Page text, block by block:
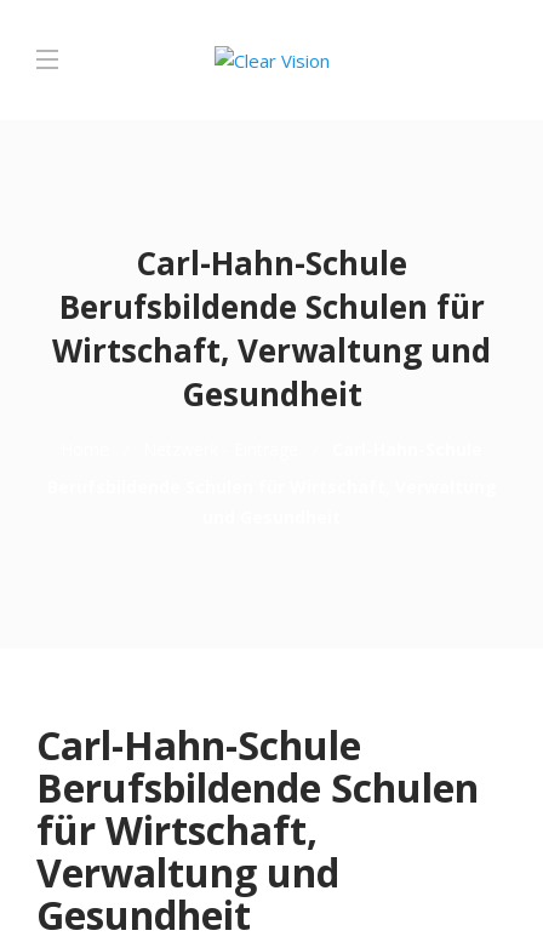
Carl-Hahn-Schule
Berufsbildende Schulen für
Wirtschaft, Verwaltung und
Gesundheit
Carl-Hahn-Schule
Berufsbildende Schulen
für Wirtschaft,
Verwaltung und
Gesundheit